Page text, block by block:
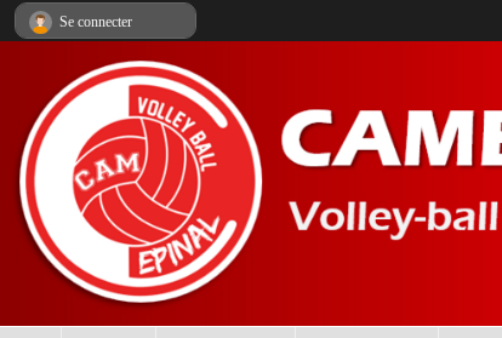
Se connecter
Panneau de gestion des cookies